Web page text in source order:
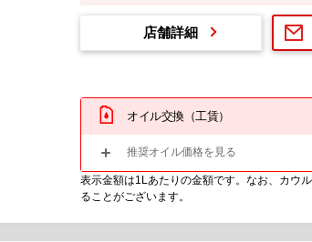
店舗詳細
オイル交換（工賃）
推奨オイル価格を見る
表示金額は1Lあたりの金額です。なお、カウ
ることがございます。